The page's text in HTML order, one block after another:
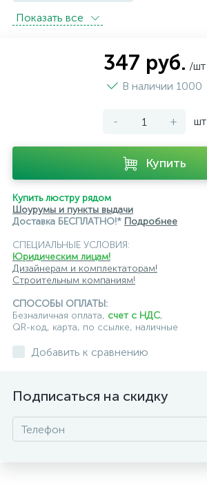
розетки с защитой от влаги IP44 и выше
Показать всe
347 руб. /шт
В наличии 1000
- + шт
Купить
Купить люстру рядом
Шоурумы и пункты выдачи
Доставка БЕСПЛАТНО!* Подробнее
СПЕЦИАЛЬНЫЕ УСЛОВИЯ:
Юридическим лицам!
Дизайнерам и комплектаторам!
Строительным компаниям!
СПОСОБЫ ОПЛАТЫ:
Безналичная оплата, счет с НДС,
QR-код, карта, по ссылке, наличные
Добавить к сравнению
Подписаться на скидку